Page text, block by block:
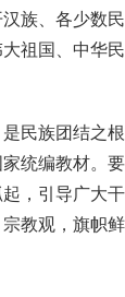
族、各少数
祖国、中华
民族团结之
统编教材。
，引导广大
教观，旗帜